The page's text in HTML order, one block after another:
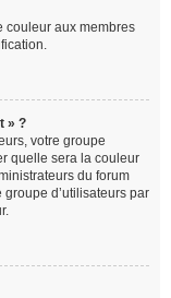
couleur aux membres
» ?
votre groupe
quelle sera la couleur
du forum
d’utilisateurs par